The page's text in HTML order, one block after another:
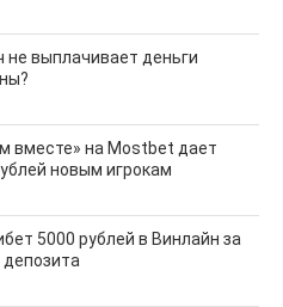
не выплачивает деньги
вместе» на Mostbet дает
новым игрокам
5000 рублей в Винлайн за